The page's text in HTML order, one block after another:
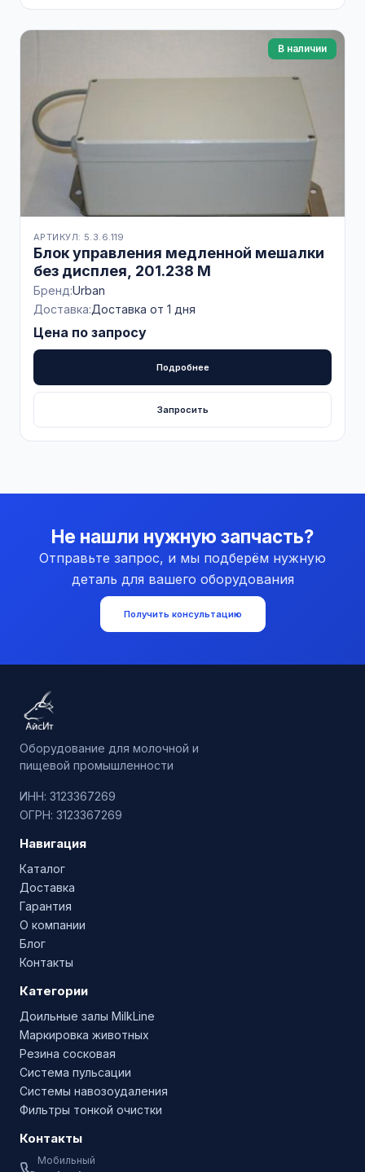
В наличии
АРТИКУЛ: 5.3.6.119
Блок управления медленной мешалки
без дисплея, 201.238 M
Бренд:Urban
Доставка:Доставка от 1 дня
Цена по запросу
Подробнее
Запросить
Не нашли нужную запчасть?
Отправьте запрос, и мы подберём нужную
деталь для вашего оборудования
Получить консультацию
Оборудование для молочной и
пищевой промышленности
ИНН: 3123367269
ОГРН: 3123367269
Навигация
Каталог
Доставка
Гарантия
О компании
Блог
Контакты
Категории
Доильные залы MilkLine
Маркировка животных
Резина сосковая
Система пульсации
Системы навозоудаления
Фильтры тонкой очистки
Контакты
Мобильный